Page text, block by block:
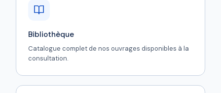
Bibliothèque
Catalogue complet de nos ouvrages disponibles à la
consultation.